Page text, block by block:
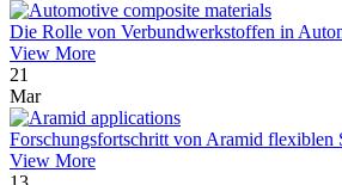
Die Rolle von Verbundwerkstoffen in
View More
21
Mar
Forschungsfortschritt von Aramid flexiblen
View More